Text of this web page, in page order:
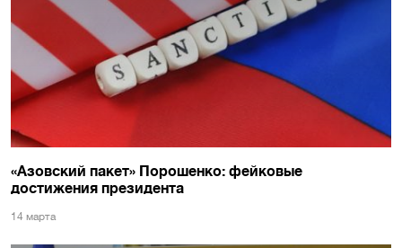
«Азовский пакет» Порошенко: фейковые
достижения президента
14 марта